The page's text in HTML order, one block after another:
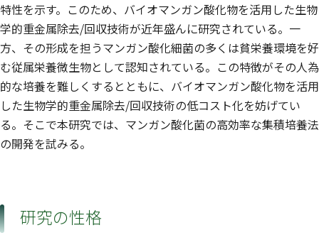
特性を示す。このため、バイオマンガン酸化物を活用した生物
学的重金属除去/回収技術が近年盛んに研究されている。一
方、その形成を担うマンガン酸化細菌の多くは貧栄養環境を好
む従属栄養微生物として認知されている。この特徴がその人為
的な培養を難しくするとともに、バイオマンガン酸化物を活用
した生物学的重金属除去/回収技術の低コスト化を妨げてい
る。そこで本研究では、マンガン酸化菌の高効率な集積培養法
の開発を試みる。
研究の性格